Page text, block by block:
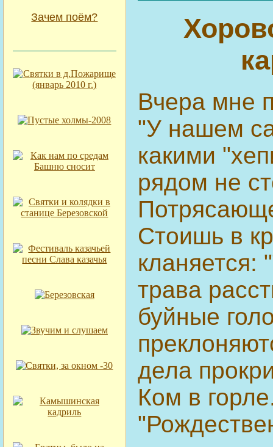
Зачем поём?
Вчера мне
"У нашем
какими
рядом не
Стоишь в
кланяется:
трава
буйные
дела
Ком в